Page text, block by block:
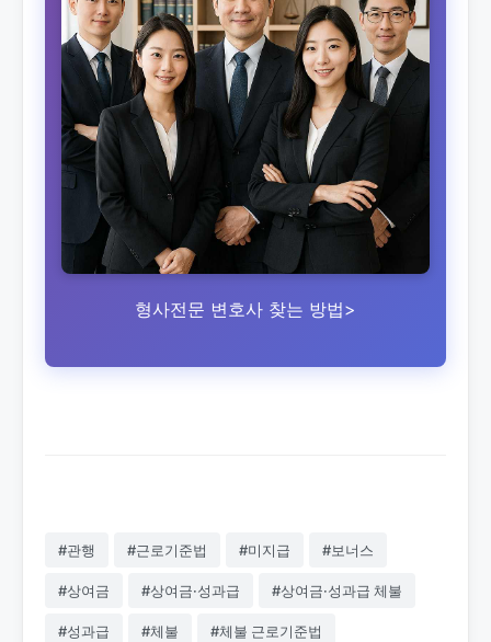
형사전문 변호사 찾는 방법>
#관행 #근로기준법 #미지급 #보너스
#상여금 #상여금·성과급 #상여금·성과급 체불
#성과급 #체불 #체불 근로기준법